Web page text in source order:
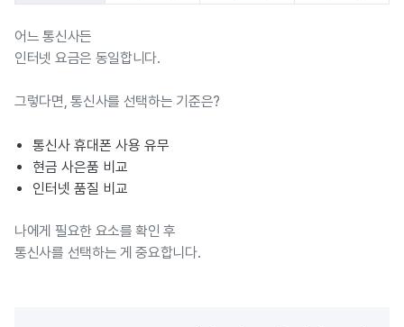
어느 통신사든
인터넷 요금은 동일합니다.
그렇다면, 통신사를 선택하는 기준은?
통신사 휴대폰 사용 유무
현금 사은품 비교
인터넷 품질 비교
나에게 필요한 요소를 확인 후
통신사를 선택하는 게 중요합니다.